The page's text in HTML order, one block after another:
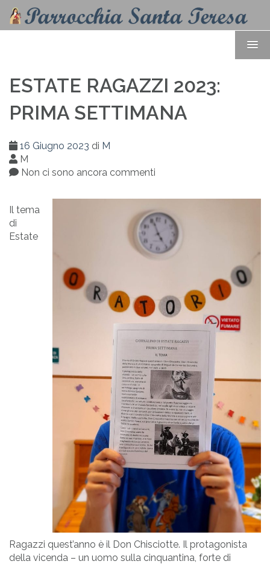
ESTATE RAGAZZI 2023:
PRIMA SETTIMANA
16 Giugno 2023 di M
M
Non ci sono ancora commenti
Il tema
di
Estate
Ragazzi quest’anno è il Don Chisciotte. Il protagonista
della vicenda – un uomo sulla cinquantina, forte di